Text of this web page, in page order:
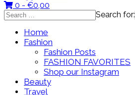
0 - €0,00
Search for:
Home
Fashion
Fashion Posts
FASHION FAVORITES
Shop our Instagram
Beauty
Travel